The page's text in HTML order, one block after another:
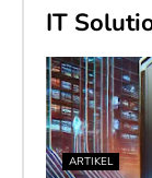
IT
ARTIKEL